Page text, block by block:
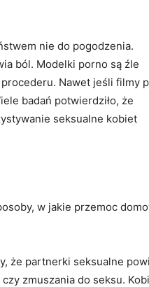
nie do pogodzenia.
ból. Modelki porno są źle
Nawet jeśli filmy
badań potwierdziło, że
seksualne kobiet
w jakie przemoc
że partnerki seksualne
zmuszania do seksu.